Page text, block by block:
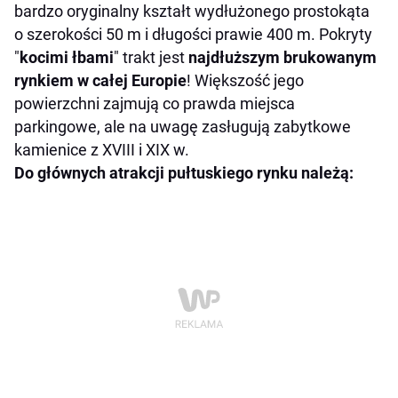
bardzo oryginalny kształt wydłużonego prostokąta
o szerokości 50 m i długości prawie 400 m. Pokryty
"kocimi łbami" trakt jest najdłuższym brukowanym
rynkiem w całej Europie! Większość jego
powierzchni zajmują co prawda miejsca
parkingowe, ale na uwagę zasługują zabytkowe
kamienice z XVIII i XIX w.
Do głównych atrakcji pułtuskiego rynku należą: